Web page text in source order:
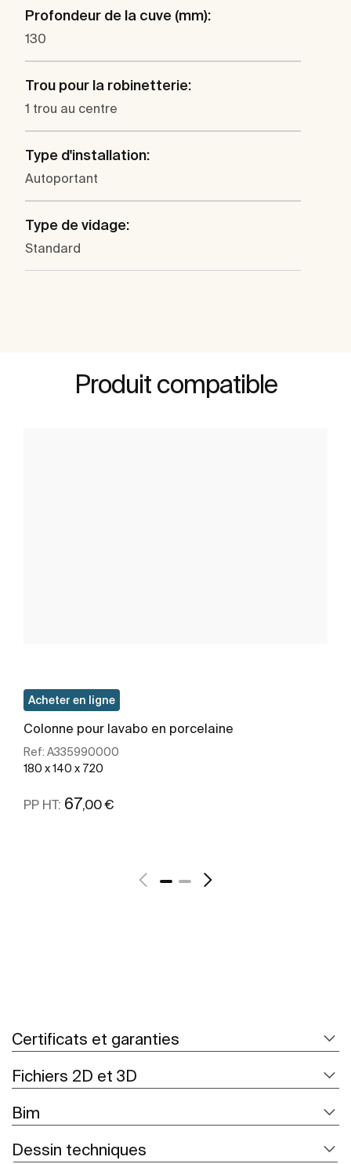
Profondeur de la cuve (mm):
130
Trou pour la robinetterie:
1 trou au centre
Type d'installation:
Autoportant
Type de vidage:
Standard
Produit compatible
Acheter en ligne
Colonne pour lavabo en porcelaine
Ref: A335990000
180 x 140 x 720
PP HT: 67,00 €
Certificats et garanties
Fichiers 2D et 3D
Bim
Dessin techniques